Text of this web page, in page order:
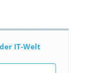
IT-Welt